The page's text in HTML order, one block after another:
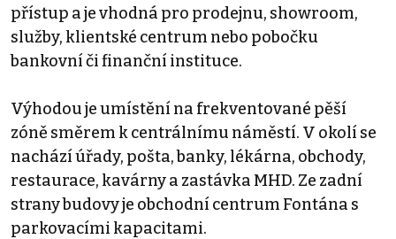
přístup a je vhodná pro prodejnu, showroom,
služby, klientské centrum nebo pobočku
bankovní či finanční instituce.
Výhodou je umístění na frekventované pěší
zóně směrem k centrálnímu náměstí. V okolí se
nachází úřady, pošta, banky, lékárna, obchody,
restaurace, kavárny a zastávka MHD. Ze zadní
strany budovy je obchodní centrum Fontána s
parkovacími kapacitami.